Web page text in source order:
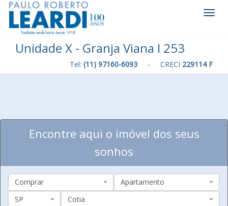
Unidade X - Granja Viana I 253
Tel: (11) 97160-6093 - CRECI 229114 F
Encontre aqui o imóvel dos seus
sonhos
Comprar
Apartamento
SP
Cotia